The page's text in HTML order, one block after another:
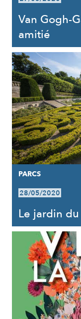
Van Gogh-
amitié
PARCS
28/05/2020
Le jardin